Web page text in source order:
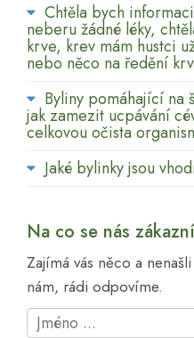
Chtěla bych
neberu žádné léky,
krve, krev mám hustci
nebo něco na ředění
Byliny pomáhající na
jak zamezit ucpávání
celkovou očista
Jaké bylinky jsou
Na co se nás
Zajímá vás něco a
nám, rádi odpovíme.